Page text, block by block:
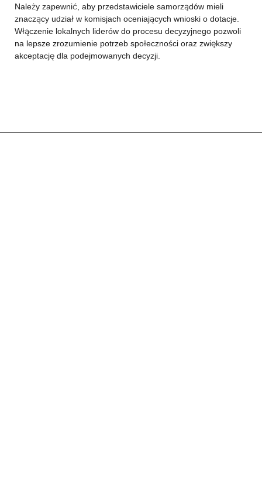
Należy zapewnić, aby przedstawiciele samorządów mieli
znaczący udział w komisjach oceniających wnioski o dotacje.
Włączenie lokalnych liderów do procesu decyzyjnego pozwoli
na lepsze zrozumienie potrzeb społeczności oraz zwiększy
akceptację dla podejmowanych decyzji.